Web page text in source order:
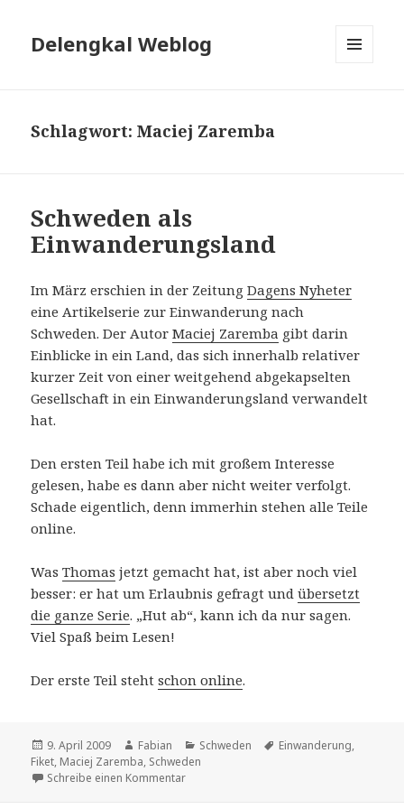
Delengkal Weblog
Schlagwort:Maciej Zaremba
Schweden als
Einwanderungsland
Im März erschien in der ZeitungDagens Nyheter
eine Artikelserie zur Einwanderung nach
Schweden. Der AutorMaciej Zaremba gibt darin
Einblicke in ein Land, das sich innerhalb relativer
kurzer Zeit von einer weitgehend abgekapselten
Gesellschaft in ein Einwanderungsland verwandelt
hat.
Den ersten Teil habe ich mit großem Interesse
gelesen, habe es dann aber nicht weiter verfolgt.
Schade eigentlich, denn immerhin stehen alle Teile
online.
WasThomas jetzt gemacht hat, ist aber noch viel
besser: er hat um Erlaubnis gefragt undübersetzt
die ganze Serie. „Hut ab“, kann ich da nur sagen.
Viel Spaß beim Lesen!
Der erste Teil stehtschon online.
Veröffentlicht
am
9. April 2009 Autor
Fabian Kategorien
Schweden Schlagwörter
Einwanderung,
Fiket, Maciej Zaremba, Schweden
Schreibe einen Kommentarzu Schweden als Einwanderungsland